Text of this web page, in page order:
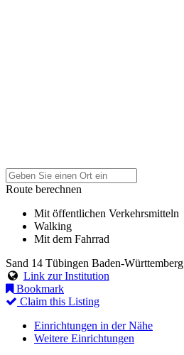
Route berechnen
Mit öffentlichen Verkehrsmitteln
Walking
Mit dem Fahrrad
Sand 14 Tübingen Baden-Württemberg
Link zur Institution
Bookmark
Claim this Listing
Einrichtungen in der Nähe
Weitere Einrichtungen